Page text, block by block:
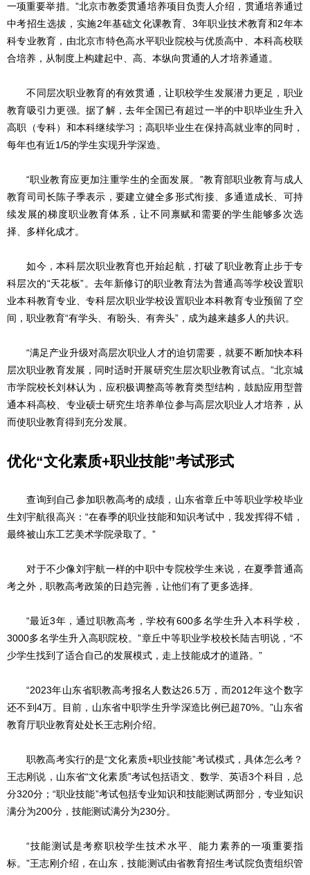
一项重要举措。”北京市教委贯通培养项目负责人介绍，贯通培养通过
中考招生选拔，实施2年基础文化课教育、3年职业技术教育和2年本
科专业教育，由北京市特色高水平职业院校与优质高中、本科高校联
合培养，从制度上构建起中、高、本纵向贯通的人才培养通道。
不同层次职业教育的有效贯通，让职校学生发展潜力更足，职业
教育吸引力更强。据了解，去年全国已有超过一半的中职毕业生升入
高职（专科）和本科继续学习；高职毕业生在保持高就业率的同时，
每年也有近1/5的学生实现升学深造。
“职业教育应更加注重学生的全面发展。”教育部职业教育与成人
教育司司长陈子季表示，要建立健全多形式衔接、多通道成长、可持
续发展的梯度职业教育体系，让不同禀赋和需要的学生能够多次选
择、多样化成才。
如今，本科层次职业教育也开始起航，打破了职业教育止步于专
科层次的“天花板”。去年新修订的职业教育法为普通高等学校设置职
业本科教育专业、专科层次职业学校设置职业本科教育专业预留了空
间，职业教育“有学头、有盼头、有奔头”，成为越来越多人的共识。
“满足产业升级对高层次职业人才的迫切需要，就要不断加快本科
层次职业教育发展，同时适时开展研究生层次职业教育试点。”北京城
市学院校长刘林认为，应积极调整高等教育类型结构，鼓励应用型普
通本科高校、专业硕士研究生培养单位参与高层次职业人才培养，从
而使职业教育得到充分发展。
优化“文化素质+职业技能”考试形式
查询到自己参加职教高考的成绩，山东省章丘中等职业学校毕业
生刘宇航很高兴：“在春季的职业技能和知识考试中，我发挥得不错，
最终被山东工艺美术学院录取了。”
对于不少像刘宇航一样的中职中专院校学生来说，在夏季普通高
考之外，职教高考政策的日趋完善，让他们有了更多选择。
“最近3年，通过职教高考，学校有600多名学生升入本科学校，
3000多名学生升入高职院校。”章丘中等职业学校校长陆吉明说，“不
少学生找到了适合自己的发展模式，走上技能成才的道路。”
“2023年山东省职教高考报名人数达26.5万，而2012年这个数字
还不到4万。目前，山东省中职学生升学深造比例已超70%。”山东省
教育厅职业教育处处长王志刚介绍。
职教高考实行的是“文化素质+职业技能”考试模式，具体怎么考？
王志刚说，山东省“文化素质”考试包括语文、数学、英语3个科目，总
分320分；“职业技能”考试包括专业知识和技能测试两部分，专业知识
满分为200分，技能测试满分为230分。
“技能测试是考察职校学生技术水平、能力素养的一项重要指
标。”王志刚介绍，在山东，技能测试由省教育招生考试院负责组织管